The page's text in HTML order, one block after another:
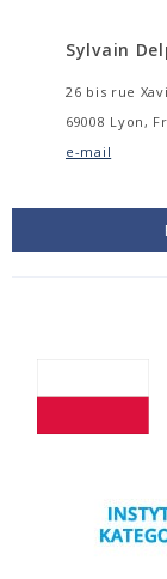
Sylvain
26 bis rue
69008 Lyon,
e-mail